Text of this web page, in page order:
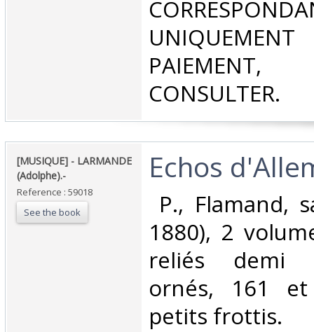
CONSULTER.‎
‎[MUSIQUE] - LARMANDE
(Adolphe).-‎
Reference : 59018
See the book
‎Echos
P., Flamand,
1880), 2
reliés demi
ornés, 161
petits frottis. ‎